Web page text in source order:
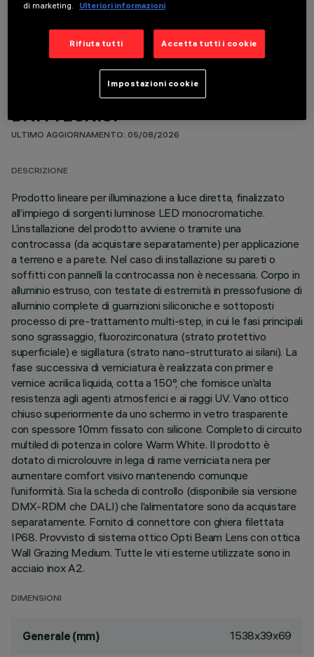
COMPONENTI OPZIONALI
DATI TECNICI
ULTIMO AGGIORNAMENTO: 05/08/2026
DESCRIZIONE
Prodotto lineare per illuminazione a luce diretta, finalizzato
all’impiego di sorgenti luminose LED monocromatiche.
L’installazione del prodotto avviene o tramite una
controcassa (da acquistare separatamente) per applicazione
a terreno e a parete. Nel caso di installazione su pareti o
soffitti con pannelli la controcassa non è necessaria. Corpo in
alluminio estruso, con testate di estremità in pressofusione di
alluminio complete di guarnizioni siliconiche e sottoposti
processo di pre-trattamento multi-step, in cui le fasi principali
sono sgrassaggio, fluorozirconatura (strato protettivo
superficiale) e sigillatura (strato nano-strutturato ai silani). La
fase successiva di verniciatura è realizzata con primer e
vernice acrilica liquida, cotta a 150°, che fornisce un’alta
resistenza agli agenti atmosferici e ai raggi UV. Vano ottico
chiuso superiormente da uno schermo in vetro trasparente
con spessore 10mm fissato con silicone. Completo di circuito
multiled di potenza in colore Warm White. Il prodotto è
dotato di microlouvre in lega di rame verniciata nera per
aumentare comfort visivo mantenendo comunque
l’uniformità. Sia la scheda di controllo (disponibile sia versione
DMX-RDM che DALI) che l’alimentatore sono da acquistare
separatamente. Fornito di connettore con ghiera filettata
IP68. Provvisto di sistema ottico Opti Beam Lens con ottica
Wall Grazing Medium. Tutte le viti esterne utilizzate sono in
acciaio inox A2.
DIMENSIONI
Generale (mm) 1538x39x69
di marketing. Ulteriori informazioni
Rifiuta tutti Accetta tutti i cookie
Impostazioni cookie